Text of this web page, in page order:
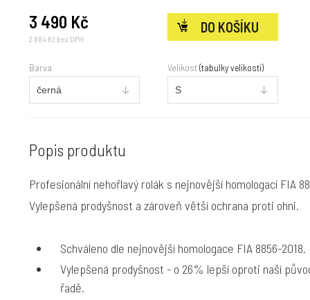
3 490 Kč
2 884 Kč bez DPH
Barva Velikost(tabulky velikostí)
Popis produktu
Profesionální nehořlavý rolák s nejnovější homologací FIA
Vylepšená prodyšnost a zároveň větší ochrana proti ohni.
Schváleno dle nejnovější homologace FIA 8856-2018.
Vylepšená prodyšnost - o 26% lepší oproti naší
řadě.